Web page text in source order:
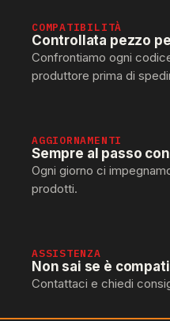
COMPATIBILITÀ
Controllata pezzo
Confrontiamo ogni
produttore prima di
AGGIORNAMENTI
Sempre al passo
Ogni giorno ci
prodotti.
ASSISTENZA
Non sai se è
Contattaci e chiedi